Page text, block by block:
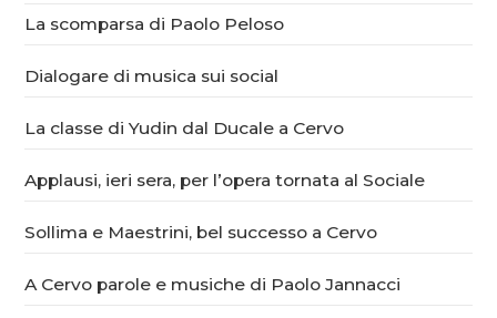
La scomparsa di Paolo Peloso
Dialogare di musica sui social
La classe di Yudin dal Ducale a Cervo
Applausi, ieri sera, per l’opera tornata al Sociale
Sollima e Maestrini, bel successo a Cervo
A Cervo parole e musiche di Paolo Jannacci